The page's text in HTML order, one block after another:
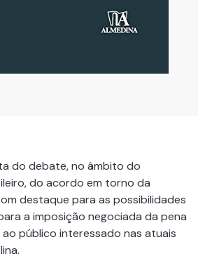
do debate, no âmbito do
do acordo em torno da
destaque para as possibilidades
a imposição negociada da pena
público interessado nas atuais